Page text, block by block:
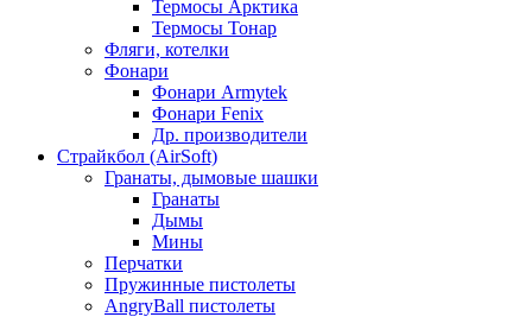
Термосы Арктика
Термосы Тонар
Фляги, котелки
Фонари
Фонари Armytek
Фонари Fenix
Др. производители
Страйкбол (AirSoft)
Гранаты, дымовые шашки
Гранаты
Дымы
Мины
Перчатки
Пружинные пистолеты
AngryBall пистолеты